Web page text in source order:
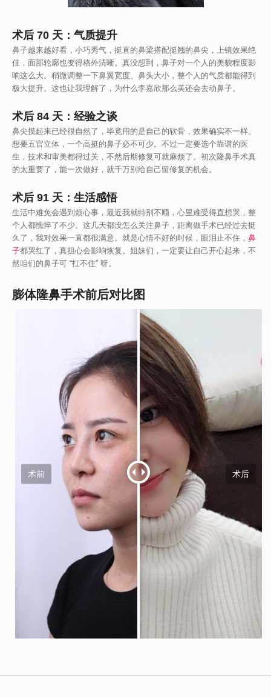
术后 70 天：气质提升
鼻子越来越好看，小巧秀气，挺直的鼻梁搭配挺翘的鼻尖，上镜效果绝
佳，面部轮廓也变得格外清晰。真没想到，鼻子对一个人的美貌程度影
响这么大。稍微调整一下鼻翼宽度、鼻头大小，整个人的气质都能得到
极大提升。这也让我理解了，为什么李嘉欣那么美还会去动鼻子。
术后 84 天：经验之谈
鼻尖摸起来已经很自然了，毕竟用的是自己的软骨，效果确实不一样。
想要五官立体，一个高挺的鼻子必不可少。不过一定要选个靠谱的医
生，技术和审美都得过关，不然后期修复可就麻烦了。初次隆鼻手术真
的太重要了，能一次做好，就千万别给自己留修复的机会。
术后 91 天：生活感悟
生活中难免会遇到烦心事，最近我就特别不顺，心里难受得直想哭，整
个人都憔悴了不少。这几天都没怎么关注鼻子，距离做手术已经过去挺
久了，我对效果一直都很满意。就是心情不好的时候，眼泪止不住， 鼻
子都哭红了，真担心会影响恢复。姐妹们，一定要让自己开心起来，不
然咱们的鼻子可 “扛不住” 呀。
膨体隆鼻手术前后对比图
术前 术后